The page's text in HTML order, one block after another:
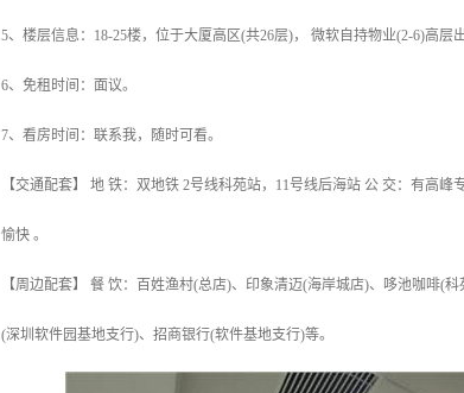
5、楼层信息：18-25楼，位于大厦高区(共26层)， 微软自持物业(2-6)高层
6、免租时间：面议。
7、看房时间：联系我，随时可看。
【交通配套】 地 铁：双地铁 2号线科苑站，11号线后海站 公 交：有高
愉快 。
【周边配套】 餐 饮：百姓渔村(总店)、印象清迈(海岸城店)、哆池咖啡(
(深圳软件园基地支行)、招商银行(软件基地支行)等。